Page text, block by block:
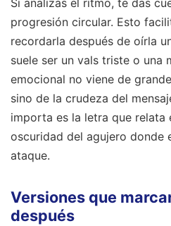
progresión circular. Esto
recordarla después de oírla
suele ser un vals triste o una
emocional no viene de
sino de la crudeza del
importa es la letra que relata
oscuridad del agujero donde
ataque.
Versiones que
después